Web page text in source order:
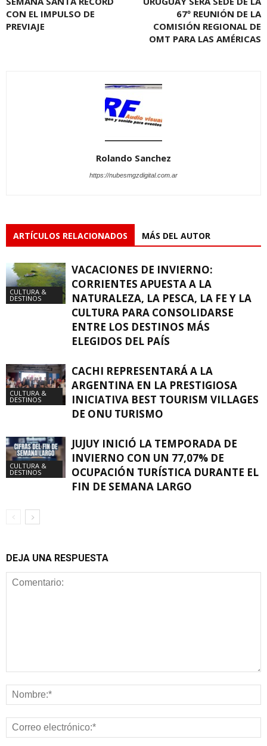
CON EL IMPULSO DE
PREVIAJE
67º REUNIÓN DE LA
COMISIÓN REGIONAL DE
OMT PARA LAS AMÉRICAS
Rolando Sanchez
https://nubesmgzdigital.com.ar
ARTÍCULOS RELACIONADOS MÁS DEL AUTOR
CULTURA &
DESTINOS
VACACIONES DE INVIERNO:
CORRIENTES APUESTA A LA
NATURALEZA, LA PESCA, LA FE Y LA
CULTURA PARA CONSOLIDARSE
ENTRE LOS DESTINOS MÁS
ELEGIDOS DEL PAÍS
CULTURA &
DESTINOS
CACHI REPRESENTARÁ A LA
ARGENTINA EN LA PRESTIGIOSA
INICIATIVA BEST TOURISM VILLAGES
DE ONU TURISMO
CULTURA &
DESTINOS
JUJUY INICIÓ LA TEMPORADA DE
INVIERNO CON UN 77,07% DE
OCUPACIÓN TURÍSTICA DURANTE EL
FIN DE SEMANA LARGO
DEJA UNA RESPUESTA